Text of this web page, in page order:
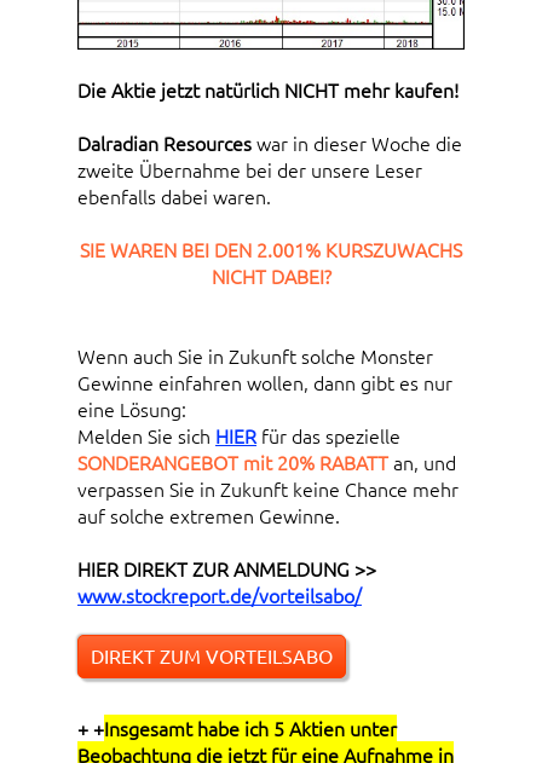
Die Aktie jetzt natürlich NICHT mehr kaufen!
Dalradian Resourceswar in dieser Woche die
zweite Übernahme bei der unsere Leser
ebenfalls dabei waren.
SIE WAREN BEI DEN 2.001% KURSZUWACHS
NICHT DABEI?
Wenn auch Sie in Zukunft solche Monster
Gewinne einfahren wollen, dann gibt es nur
eine Lösung:
Melden Sie sich HIER für das spezielle
SONDERANGEBOT mit 20% RABATTan, und
verpassen Sie in Zukunft keine Chance mehr
auf solche extremen Gewinne.
HIER DIREKT ZUR ANMELDUNG >>
www.stockreport.de/vorteilsabo/
DIREKT ZUM VORTEILSABO
+ +Insgesamt habe ich 5 Aktien unter
Beobachtung die jetzt für eine Aufnahme in